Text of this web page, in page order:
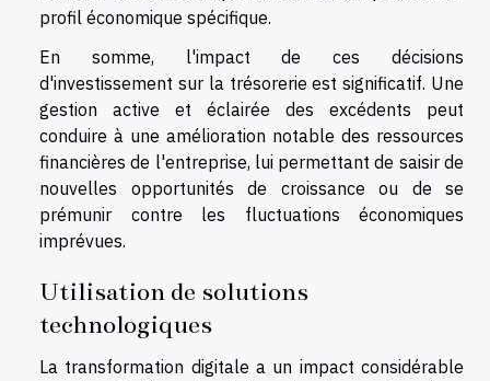
profil économique spécifique.
En somme, l'impact de ces décisions
d'investissement sur la trésorerie est significatif. Une
gestion active et éclairée des excédents peut
conduire à une amélioration notable des ressources
financières de l'entreprise, lui permettant de saisir de
nouvelles opportunités de croissance ou de se
prémunir contre les fluctuations économiques
imprévues.
Utilisation de solutions
technologiques
La transformation digitale a un impact considérable